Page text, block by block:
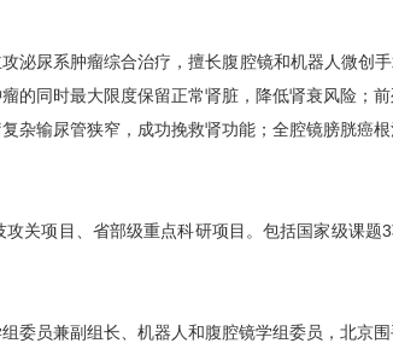
泌尿系肿瘤综合治疗，擅长腹腔镜和机器人微创
的同时最大限度保留正常肾脏，降低肾衰风险；
杂输尿管狭窄，成功挽救肾功能；全腔镜膀胱癌
攻关项目、省部级重点科研项目。包括国家级课
委员兼副组长、机器人和腹腔镜学组委员，北京